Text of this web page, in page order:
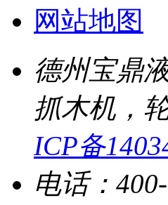
网站地图
德州宝鼎
抓木机，
ICP备
电话：